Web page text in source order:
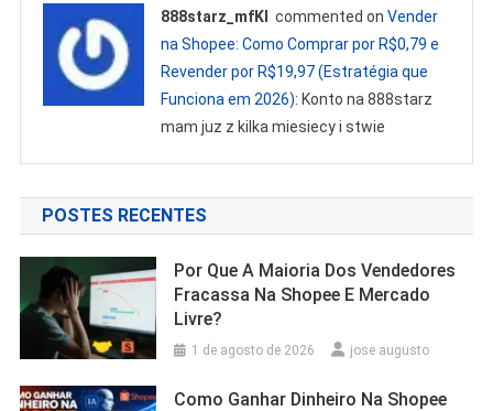
888starz_mfKl commented onVender
na Shopee: Como Comprar por R$0,79 e
Revender por R$19,97 (Estratégia que
Funciona em 2026): Konto na 888starz
mam juz z kilka miesiecy i stwie
POSTES RECENTES
Por Que A Maioria Dos Vendedores
Fracassa Na Shopee E Mercado
Livre?
1 de agosto de 2026 jose augusto
Como Ganhar Dinheiro Na Shopee